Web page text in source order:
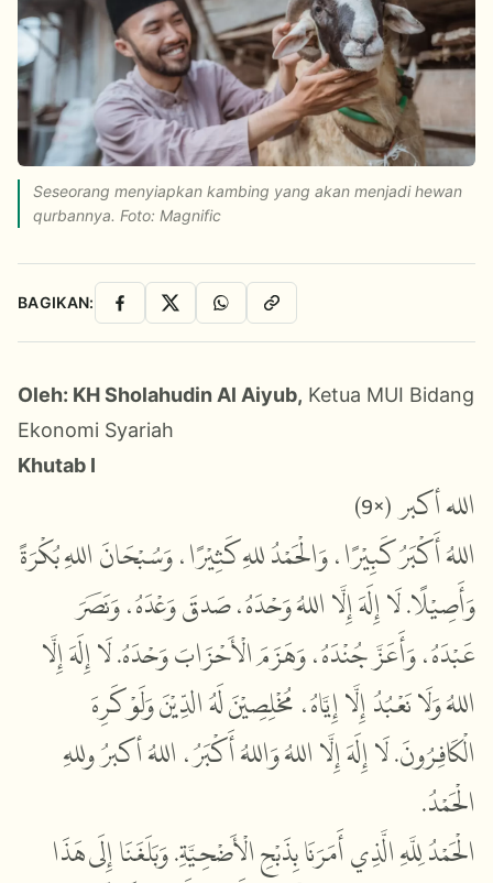
Seseorang menyiapkan kambing yang akan menjadi hewan
qurbannya. Foto: Magnific
BAGIKAN: Facebook
X WhatsAppSalin Link
Oleh: KH Sholahudin Al Aiyub, Ketua MUI Bidang
Ekonomi Syariah
Khutab I
الله أكبر (×
9)
اللهُ أَكْبَرُ كَبِيْرًا، وَالْحَمْدُ للهِ كَثِيْرًا، وَسُبْحَانَ اللهِ بُكْرَةً
وَأَصِيْلًا. لَا إِلَهَ إِلَّا اللهُ وَحْدَهُ، صَدقَ وَعْدَهُ، وَنَصَرَ
عَبْدَهُ، وَأَعَزَّ جُنْدَهُ، وَهَزَمَ الْأَحْزَابَ وَحْدَهُ. لَا إِلَهَ إِلَّا
اللهُ وَلَا نَعْبُدُ إِلَّا إِيَّاهُ، مُخْلِصِيْنَ لَهُ الدِّيْنَ وَلَوْ كَرِهَ
الْكَافِرُونَ. لَا إِلَهَ إِلَّا اللهُ وَاللهُ أَكْبَرُ، اللهُ أكبرُ وللهِ
الْحَمْدُ.
الْحَمْدُ لِلَّهِ الَّذِي أَمَرَنَا بِذَبْحِ الْأَضْحِيَّةِ. وَبَلَغَنَا إِلَى هَذَا